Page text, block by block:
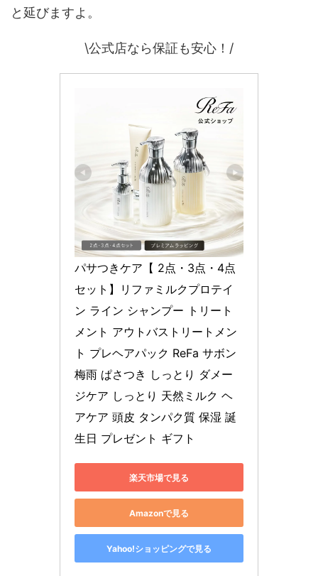
と延びますよ。
\公式店なら保証も安心！/
パサつきケア【 2点・3点・4点
セット】リファミルクプロテイ
ン ライン シャンプー トリート
メント アウトバストリートメン
ト プレヘアパック ReFa サボン
梅雨 ぱさつき しっとり ダメー
ジケア しっとり 天然ミルク ヘ
アケア 頭皮 タンパク質 保湿 誕
生日 プレゼント ギフト
楽天市場で見る
Amazonで見る
Yahoo!ショッピングで見る